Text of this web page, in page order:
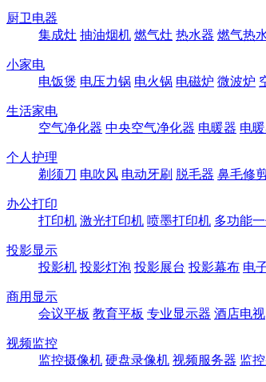
厨卫电器
集成灶 抽油烟机 燃气灶 热水器 燃气热
小家电
电饭煲 电压力锅 电火锅 电磁炉 微波炉
生活家电
空气净化器 中央空气净化器 电暖器 电
个人护理
剃须刀 电吹风 电动牙刷 脱毛器 鼻毛修
办公打印
打印机 激光打印机 喷墨打印机 多功能
投影显示
投影机 投影灯泡 投影展台 投影幕布 电
商用显示
会议平板 教育平板 专业显示器 酒店电视
视频监控
监控摄像机 硬盘录像机 视频服务器 监